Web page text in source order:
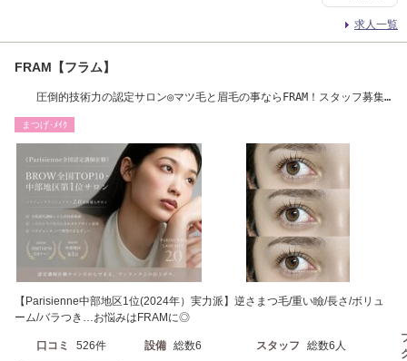
求人一覧
FRAM【フラム】
圧倒的技術力の認定サロン◎マツ毛と眉毛の事ならFRAM！スタッフ募集
まつげ･ﾒｲｸ
【Parisienne中部地区1位(2024年）実力派】逆さまつ毛/重い瞼/長さ/ボリュ
ーム/バラつき…お悩みはFRAMに◎
口コミ 526件 設備 総数6 スタッフ 総数6人